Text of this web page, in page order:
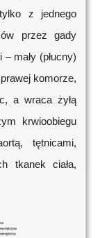
z jednego
przez gady
mały (płucny)
komorze,
a wraca żyłą
krwioobiegu
tętnicami,
tkanek ciała,